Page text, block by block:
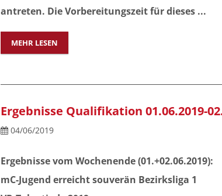
antreten. Die Vorbereitungszeit für dieses ...
MEHR LESEN
Ergebnisse Qualifikation 01.06.2019-
04/06/2019
Ergebnisse vom Wochenende (01.+02.06.2019):
mC-Jugend erreicht souverän Bezirksliga 1